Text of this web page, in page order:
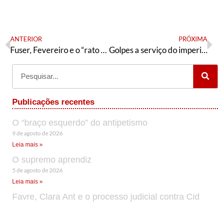
ANTERIOR
Fuser, Fevereiro e o “rato que ruge”
PRÓXIMA
Golpes a serviço do imperialismo
Publicações recentes
O “braço esquerdo” do antipetismo
9 de agosto de 2026
Leia mais »
O supremo aprendiz
5 de agosto de 2026
Leia mais »
Favre, Clara Ant e o processo judicial contra Cid